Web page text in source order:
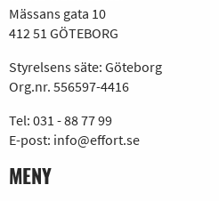
Mässans gata 10
412 51 GÖTEBORG
Styrelsens säte: Göteborg
Org.nr. 556597-4416
Tel: 031 - 88 77 99
E-post: info@effort.se
MENY